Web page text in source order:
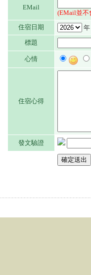
EMail
(EMail並不
住宿日期
年
標題
心情
住宿心得
發文驗證